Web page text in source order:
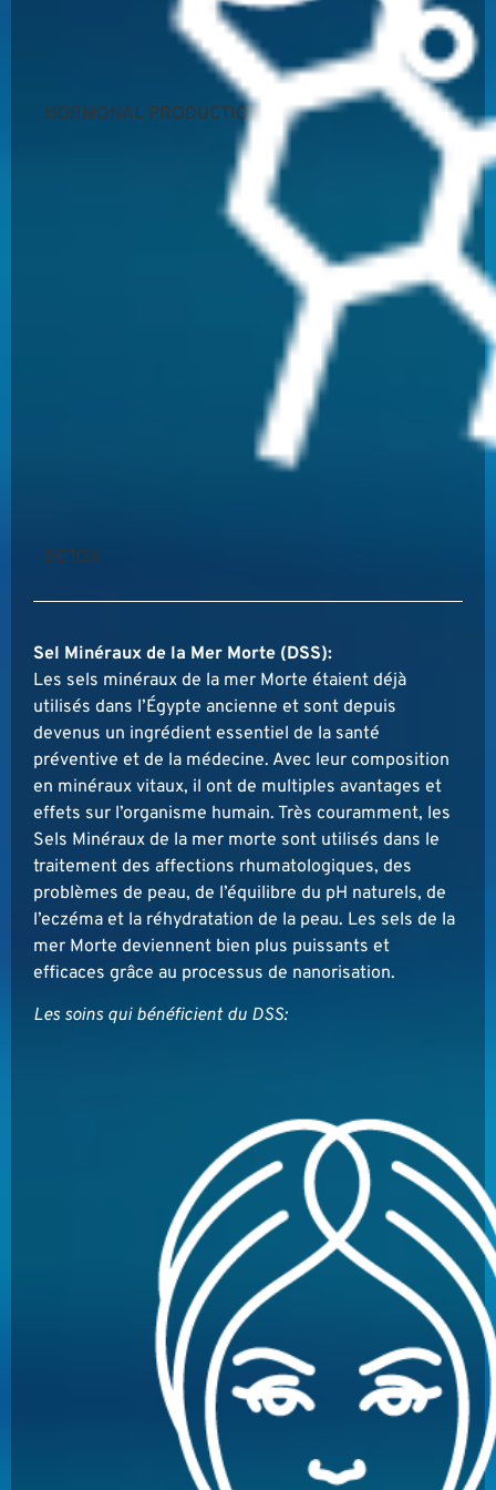
HORMONAL PRODUCTION
DETOX
Sel Minéraux de la Mer Morte (DSS):
Les sels minéraux de la mer Morte étaient déjà
utilisés dans l’Égypte ancienne et sont depuis
devenus un ingrédient essentiel de la santé
préventive et de la médecine. Avec leur composition
en minéraux vitaux, il ont de multiples avantages et
effets sur l’organisme humain. Très couramment, les
Sels Minéraux de la mer morte sont utilisés dans le
traitement des affections rhumatologiques, des
problèmes de peau, de l’équilibre du pH naturels, de
l’eczéma et la réhydratation de la peau. Les sels de la
mer Morte deviennent bien plus puissants et
efficaces grâce au processus de nanorisation.
Les soins qui bénéficient du DSS: